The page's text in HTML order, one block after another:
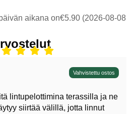
aikana on€5.90 (2026-08-08
Vahvistettu ostos
lintupelottimina terassilla ja ne
siirtää välillä, jotta linnut